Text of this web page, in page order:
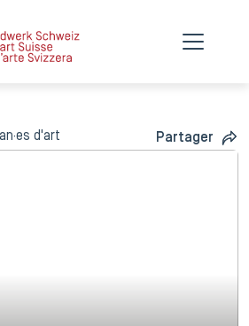
d'art Partager